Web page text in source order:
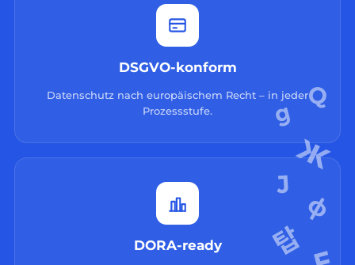
DSGVO-konform
Datenschutz nach europäischem Recht – in jeder
Prozessstufe.
DORA-ready